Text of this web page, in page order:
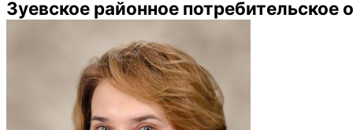
Зуевское районное потребительское